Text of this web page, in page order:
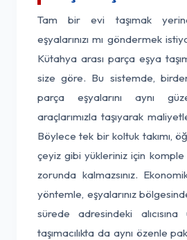
Tam bir evi taşımak
eşyalarınızı mı göndermek
Kütahya arası parça eşya
size göre. Bu sistemde,
parça eşyalarını aynı
araçlarımızla taşıyarak
Böylece tek bir koltuk takımı,
çeyiz gibi yükleriniz için
zorunda kalmazsınız.
yöntemle, eşyalarınız
sürede adresindeki alıcısına
taşımacılıkta da aynı özenle